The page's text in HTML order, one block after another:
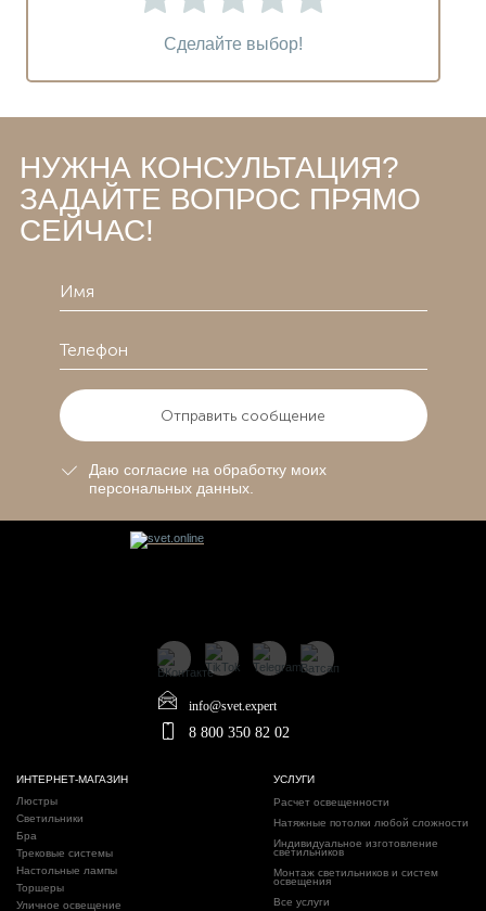
Сделайте выбор!
НУЖНА КОНСУЛЬТАЦИЯ?
ЗАДАЙТЕ ВОПРОС ПРЯМО
СЕЙЧАС!
Отправить сообщение
Даю согласие на обработку моих
персональных данных.
info@svet.expert
8 800 350 82 02
ИНТЕРНЕТ-МАГАЗИН
Люстры
Светильники
Бра
Трековые системы
Настольные лампы
Торшеры
Уличное освещение
УСЛУГИ
Расчет освещенности
Натяжные потолки любой сложности
Индивидуальное изготовление
светильников
Монтаж светильников и систем
освещения
Все услуги